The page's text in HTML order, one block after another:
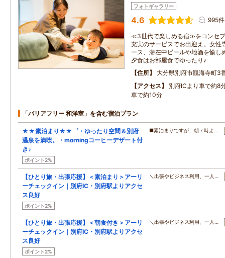
フォトギャラリー
4.6 995件
≪3世代で楽しめる宿≫をコンセ
充実のサービスでお出迎え。女性
ース、滞在中ビールや地酒を愉
夕食はお部屋食でゆったり♪
住所
大分県別府市観海寺町3
アクセス
別府ICより車で約8
車で約10分
「バリアフリー 和洋室」を含む宿泊プラン
★★素泊まり★★゜・ゆったり空間＆別府
温泉を満喫。・morningコーヒーデザート付
き♪
ポイント2%
■素泊まりですが、朝７時よ…
【ひとり旅・出張応援】＜素泊まり＞アーリ
ーチェックイン｜別府IC・別府駅よりアクセ
ス良好
ポイント2%
＼出張やビジネス利用、一人…
【ひとり旅・出張応援】＜朝食付き＞アーリ
ーチェックイン｜別府IC・別府駅よりアクセ
ス良好
ポイント2%
＼出張やビジネス利用、一人…